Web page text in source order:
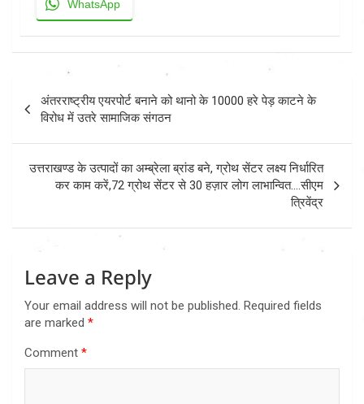
WhatsApp
Post
navigation
अंतरराष्ट्रीय एयरपोर्ट बनाने को थानो के 10000 हरे पेड़ काटने के
विरोध में उतरे सामाजिक संगठन
उत्तराखण्ड के उत्पादों का अम्ब्रेला ब्रांड बने, ग्रोथ सेंटर लक्ष्य निर्धारित
कर काम करें,72 ग्रोथ सेंटर से 30 हज़ार लोग लाभान्वित….सीएम
त्रिवेंद्र
Leave a Reply
Your email address will not be published. Required fields
are marked *
Comment *